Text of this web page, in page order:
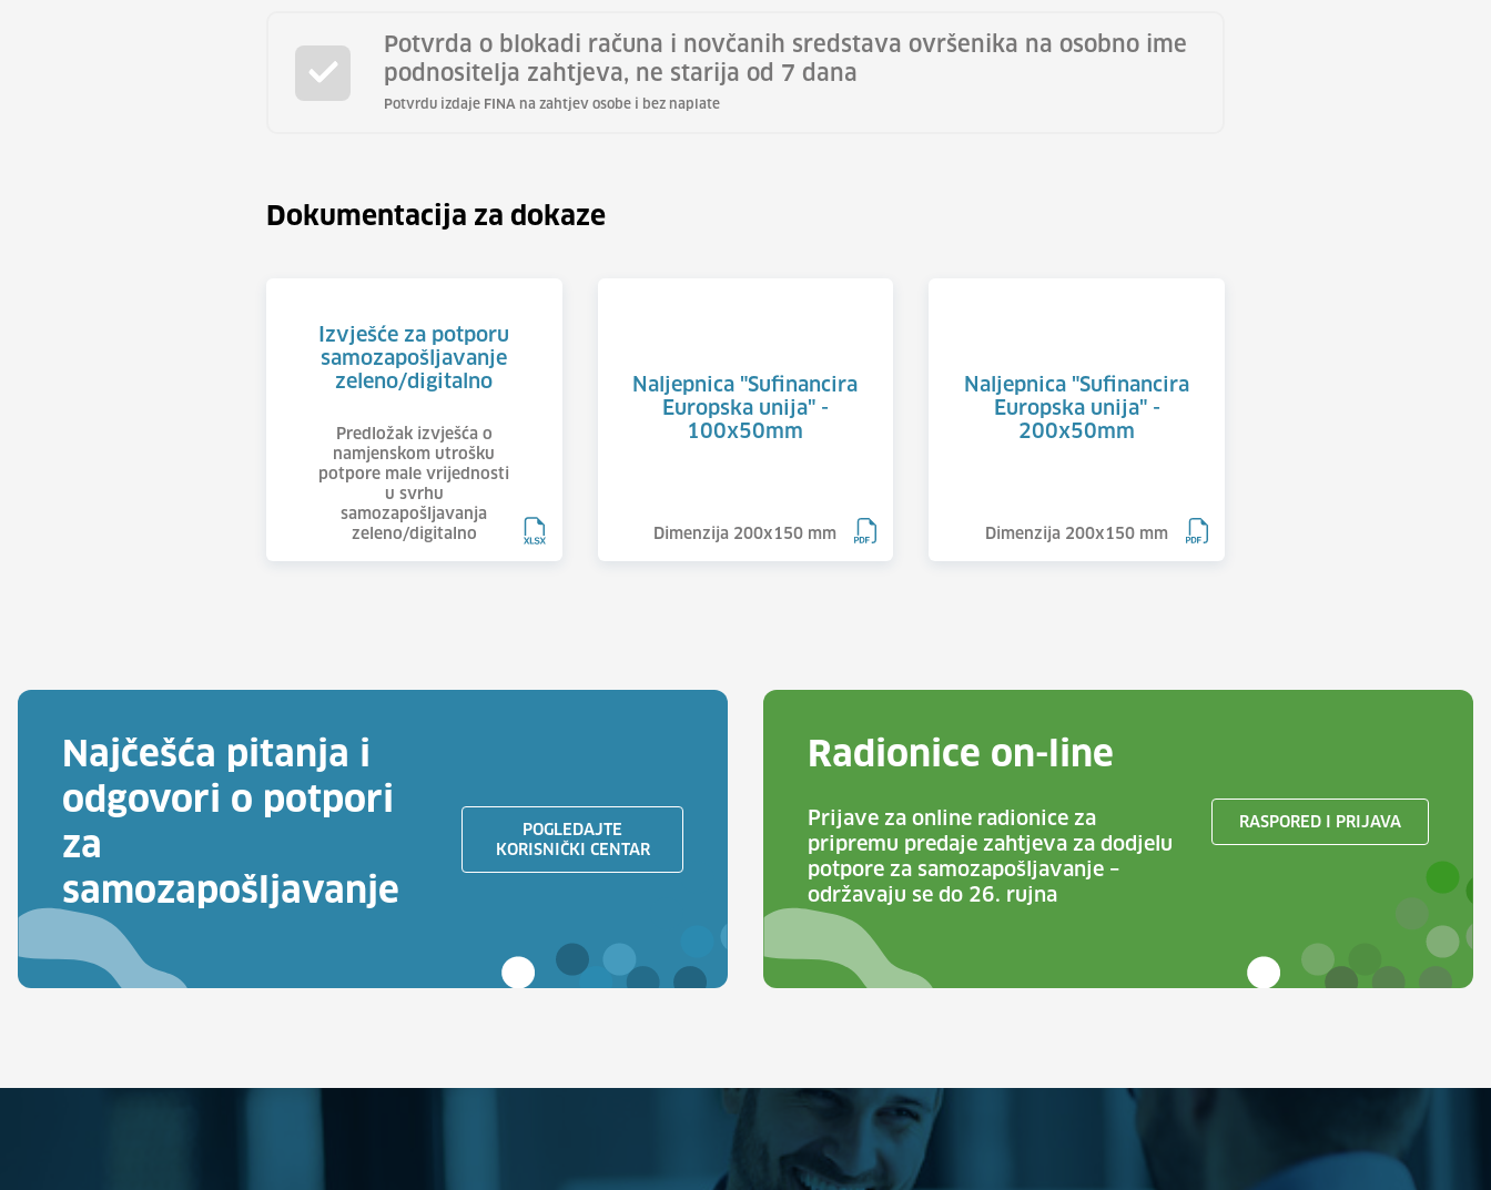
Potvrda o blokadi računa i novčanih sredstava ovršenika na osobno ime
podnositelja zahtjeva, ne starija od 7 dana
Potvrdu izdaje FINA na zahtjev osobe i bez naplate
Dokumentacija za dokaze
Izvješće za potporu
samozapošljavanje
zeleno/digitalno
Predložak izvješća o
namjenskom utrošku
potpore male vrijednosti
u svrhu
samozapošljavanja
zeleno/digitalno
Naljepnica "Sufinancira
Europska unija" -
100x50mm
Dimenzija 200x150 mm
Naljepnica "Sufinancira
Europska unija" -
200x50mm
Dimenzija 200x150 mm
Najčešća pitanja i
odgovori o potpori
za
samozapošljavanje
POGLEDAJTE
KORISNIČKI CENTAR
Radionice on-line
Prijave za online radionice za
pripremu predaje zahtjeva za dodjelu
potpore za samozapošljavanje –
održavaju se do 26. rujna
RASPORED I PRIJAVA